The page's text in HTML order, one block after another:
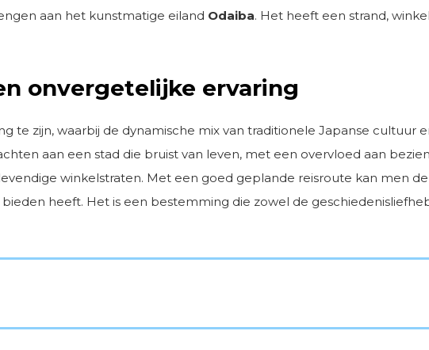
aan het kunstmatige eiland Odaiba. Het heeft een strand,
onvergetelijke ervaring
te zijn, waarbij de dynamische mix van traditionele Japanse cultuur
aan een stad die bruist van leven, met een overvloed aan
winkelstraten. Met een goed geplande reisroute kan men de
heeft. Het is een bestemming die zowel de